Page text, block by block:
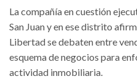
La compañía en cuestión
San Juan y en ese distrito
Libertad se debaten entre
esquema de negocios para
actividad inmobiliaria.